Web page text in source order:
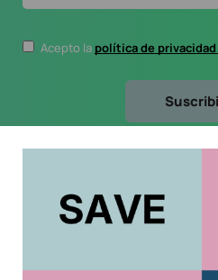
Acepto la política de privacidad